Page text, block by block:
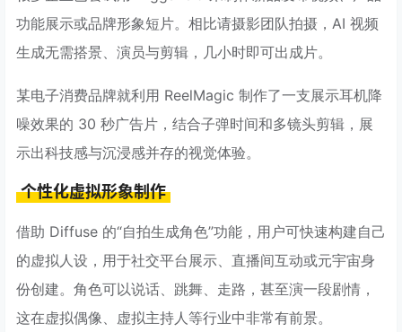
功能展示或品牌形象短片。相比请摄影团队拍摄，AI 视频
生成无需搭景、演员与剪辑，几小时即可出成片。
某电子消费品牌就利用 ReelMagic 制作了一支展示耳机降
噪效果的 30 秒广告片，结合子弹时间和多镜头剪辑，展
示出科技感与沉浸感并存的视觉体验。
个性化虚拟形象制作
借助 Diffuse 的“自拍生成角色”功能，用户可快速构建自己
的虚拟人设，用于社交平台展示、直播间互动或元宇宙身
份创建。角色可以说话、跳舞、走路，甚至演一段剧情，
这在虚拟偶像、虚拟主持人等行业中非常有前景。